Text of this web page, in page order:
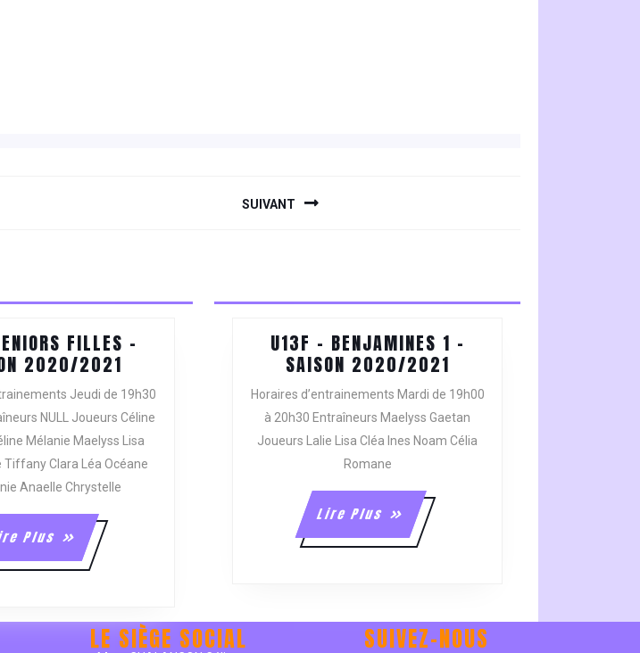
SUIVANT
FILLES –
2020/2021
–
SENIORS
FILLES
–
SAISON
Jeudi de 19h30
NULL Joueurs Céline
Mélanie Maelyss Lisa
Tiffany Clara Léa Océane
Anaelle Chrystelle
Plus
Lire
Plus
U13F – BENJAMINES 1 –
SAISON 2020/2021
–
BENJAMINES
1
–
Horaires d’entrainements Mardi de 19h00
à 20h30 Entraîneurs Maelyss Gaetan
Joueurs Lalie Lisa Cléa Ines Noam Célia
Romane
Lire Plus
Lire
Plus
LE SIÈGE SOCIAL SUIVEZ-NOUS